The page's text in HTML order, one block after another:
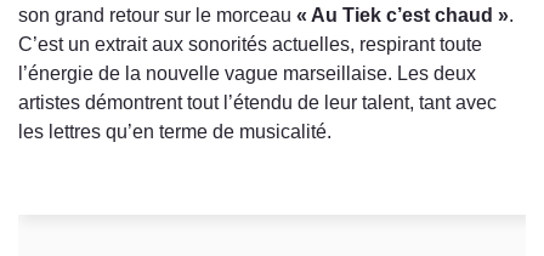
son grand retour sur le morceau « Au Tiek c’est chaud ».
C’est un extrait aux sonorités actuelles, respirant toute
l’énergie de la nouvelle vague marseillaise. Les deux
artistes démontrent tout l’étendu de leur talent, tant avec
les lettres qu’en terme de musicalité.